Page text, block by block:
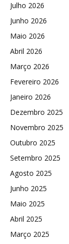
Julho 2026
Junho 2026
Maio 2026
Abril 2026
Março 2026
Fevereiro 2026
Janeiro 2026
Dezembro 2025
Novembro 2025
Outubro 2025
Setembro 2025
Agosto 2025
Junho 2025
Maio 2025
Abril 2025
Março 2025